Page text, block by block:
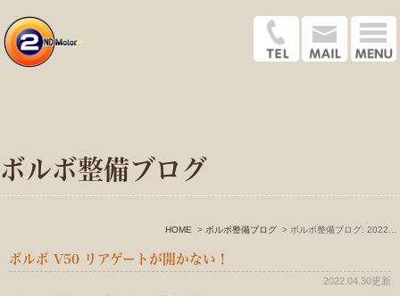
ボルボ整備ブログ
HOME ボルボ整備ブログ
ボルボ V50 リアゲートが開かない！
2022.04.30更新